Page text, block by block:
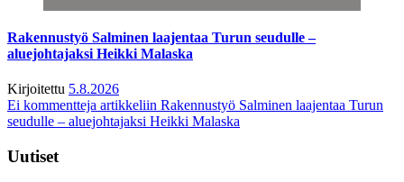
Rakennustyö Salminen laajentaa Turun seudulle –
aluejohtajaksi Heikki Malaska
Kirjoitettu 5.8.2026
Ei kommentteja artikkeliin Rakennustyö Salminen laajentaa Turun
seudulle – aluejohtajaksi Heikki Malaska
Uutiset